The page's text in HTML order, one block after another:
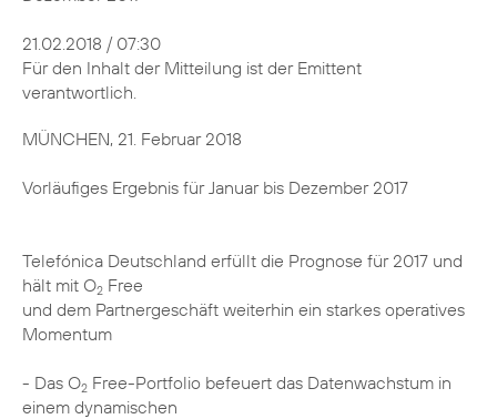
21.02.2018 / 07:30
Für den Inhalt der Mitteilung ist der Emittent
verantwortlich.
MÜNCHEN, 21. Februar 2018
Vorläufiges Ergebnis für Januar bis Dezember 2017
Telefónica Deutschland erfüllt die Prognose für 2017 und
hält mit O2 Free
und dem Partnergeschäft weiterhin ein starkes operatives
Momentum
- Das O2 Free-Portfolio befeuert das Datenwachstum in
einem dynamischen